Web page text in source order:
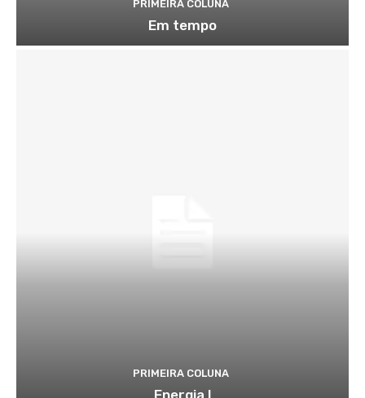
PRIMEIRA COLUNA
Em tempo
PRIMEIRA COLUNA
Energia I